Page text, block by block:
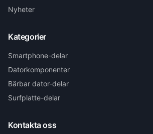
Nyheter
Kategorier
Smartphone-delar
Datorkomponenter
Bärbar dator-delar
Surfplatte-delar
Kontakta oss